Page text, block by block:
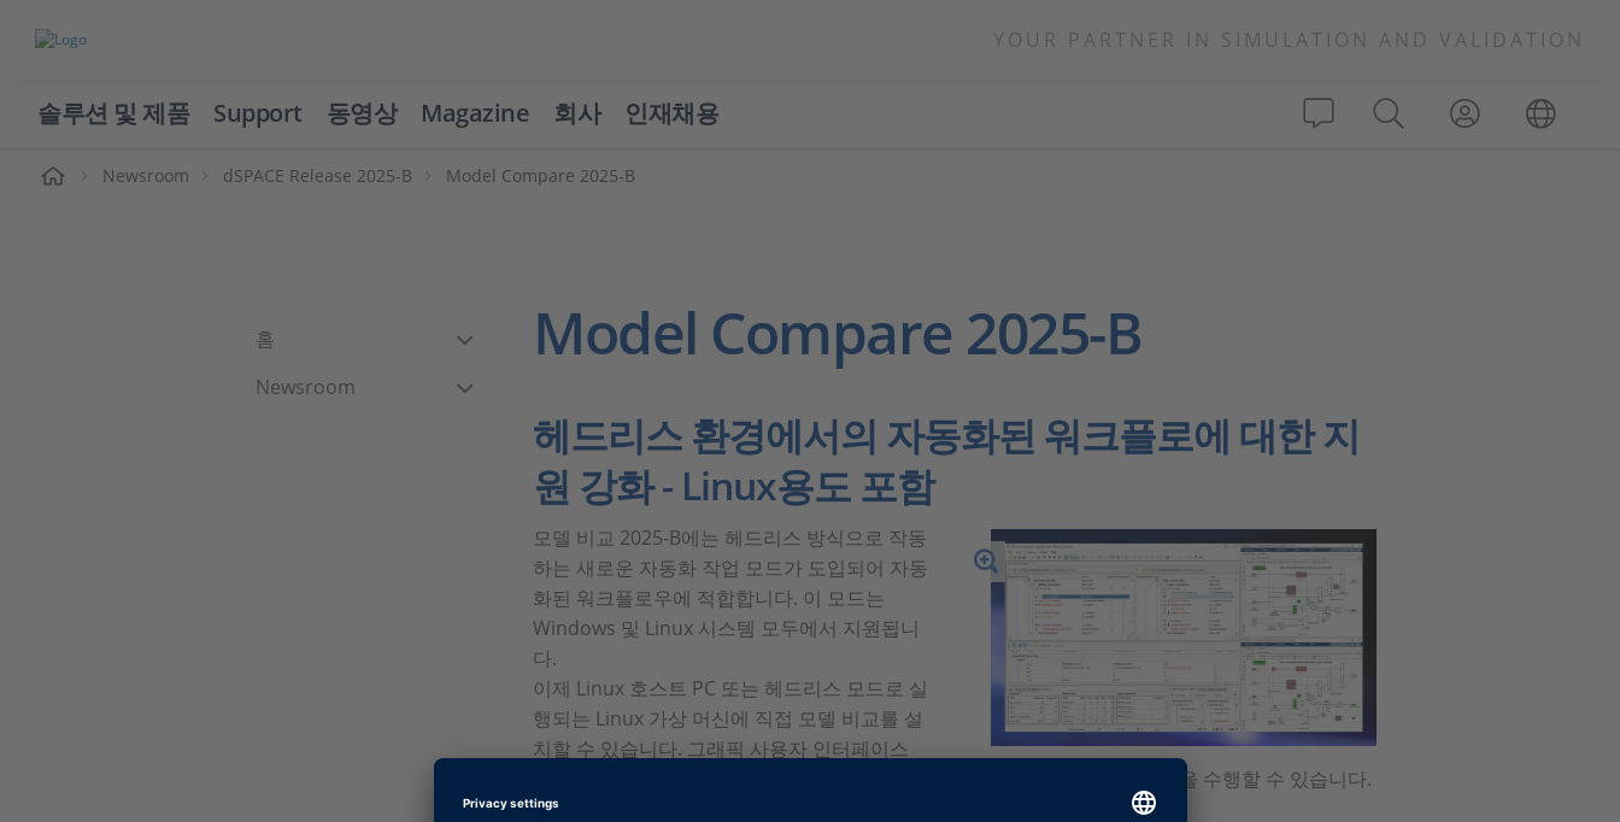
YOUR PARTNER IN SIMULATION AND VALIDATION
솔루션 및 제품 Support 동영상 Magazine 회사 인재채용
Newsroom dSPACE Release 2025-B Model Compare 2025-B
홈
Newsroom
Model Compare 2025-B
헤드리스 환경에서의 자동화된 워크플로에 대한 지
원 강화 - Linux용도 포함
모델 비교 2025-B에는 헤드리스 방식으로 작동
하는 새로운 자동화 작업 모드가 도입되어 자동
화된 워크플로우에 적합합니다. 이 모드는
Windows 및 Linux 시스템 모두에서 지원됩니
다.
이제 Linux 호스트 PC 또는 헤드리스 모드로 실
행되는 Linux 가상 머신에 직접 모델 비교를 설
치할 수 있습니다. 그래픽 사용자 인터페이스
없이도 간단한 명령줄 인터페이스를 사용하여 모델 비교 및 차이 보고서 생성을 수행할 수 있습니다.